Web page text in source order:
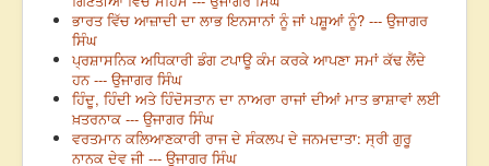
ਭਾਰਤ ਵਿੱਚ ਆਜ਼ਾਦੀ ਦਾ ਲਾਭ ਇਨਸਾਨਾਂ ਨੂੰ ਜਾਂ ਪਸ਼ੂਆਂ ਨੂੰ? --- ਉਜਾਗਰ
ਸਿੰਘ
ਪ੍ਰਸ਼ਾਸਨਿਕ ਅਧਿਕਾਰੀ ਡੰਗ ਟਪਾਊ ਕੰਮ ਕਰਕੇ ਆਪਣਾ ਸਮਾਂ ਕੱਢ ਲੈਂਦੇ
ਹਨ --- ਉਜਾਗਰ ਸਿੰਘ
ਹਿੰਦੂ, ਹਿੰਦੀ ਅਤੇ ਹਿੰਦੋਸਤਾਨ ਦਾ ਨਾਅਰਾ ਰਾਜਾਂ ਦੀਆਂ ਮਾਤ ਭਾਸ਼ਾਵਾਂ ਲਈ
ਖ਼ਤਰਨਾਕ --- ਉਜਾਗਰ ਸਿੰਘ
ਵਰਤਮਾਨ ਕਲਿਆਣਕਾਰੀ ਰਾਜ ਦੇ ਸੰਕਲਪ ਦੇ ਜਨਮਦਾਤਾ: ਸ੍ਰੀ ਗੁਰੂ
ਨਾਨਕ ਦੇਵ ਜੀ --- ਉਜਾਗਰ ਸਿੰਘ